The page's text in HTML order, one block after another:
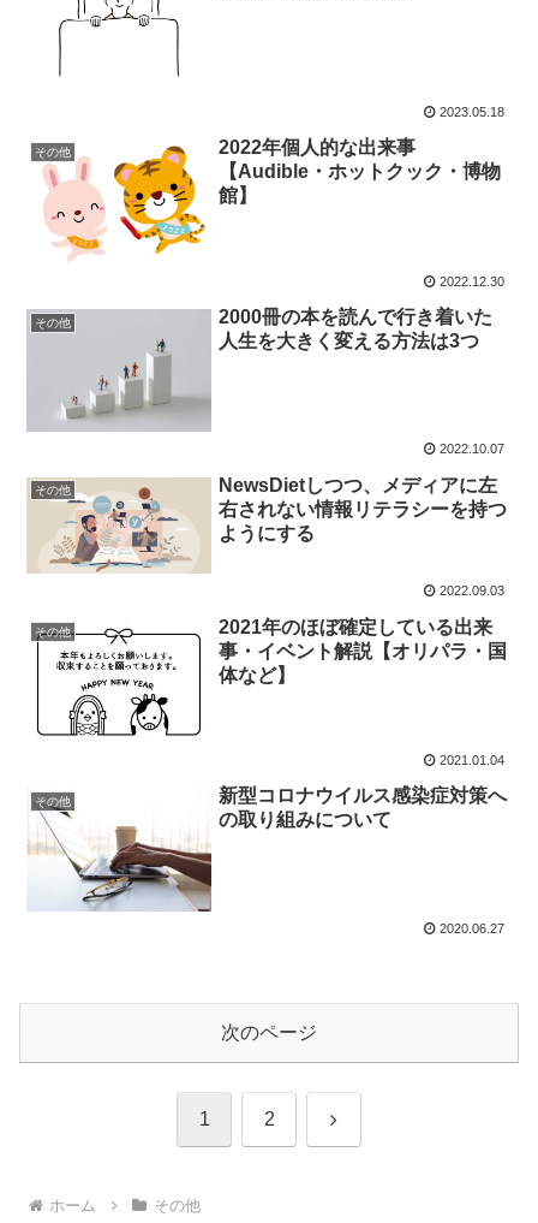
2023.05.18
その他
2022年個人的な出来事
【Audible・ホットクック・博物
館】
2022.12.30
その他
2000冊の本を読んで行き着いた
人生を大きく変える方法は3つ
2022.10.07
その他
NewsDietしつつ、メディアに左
右されない情報リテラシーを持つ
ようにする
2022.09.03
その他
2021年のほぼ確定している出来
事・イベント解説【オリパラ・国
体など】
2021.01.04
その他
新型コロナウイルス感染症対策へ
の取り組みについて
2020.06.27
次のページ
1 2 次
ホーム その他